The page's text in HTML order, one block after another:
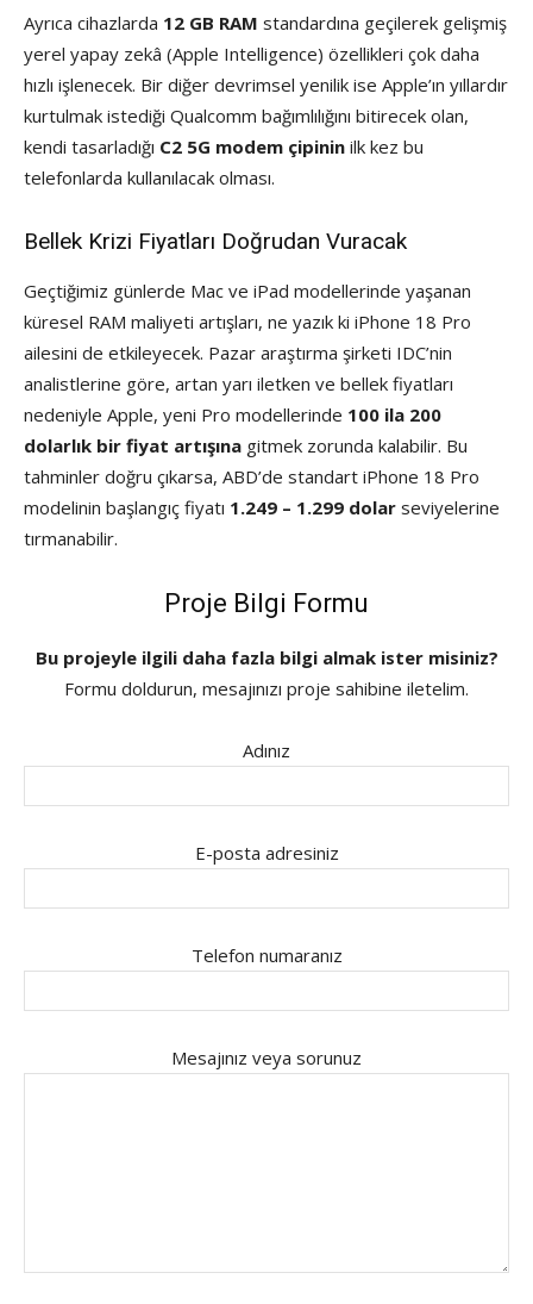
Ayrıca cihazlarda 12 GB RAM standardına geçilerek gelişmiş
yerel yapay zekâ (Apple Intelligence) özellikleri çok daha
hızlı işlenecek. Bir diğer devrimsel yenilik ise Apple’ın yıllardır
kurtulmak istediği Qualcomm bağımlılığını bitirecek olan,
kendi tasarladığı C2 5G modem çipinin ilk kez bu
telefonlarda kullanılacak olması.
Bellek Krizi Fiyatları Doğrudan Vuracak
Geçtiğimiz günlerde Mac ve iPad modellerinde yaşanan
küresel RAM maliyeti artışları, ne yazık ki iPhone 18 Pro
ailesini de etkileyecek. Pazar araştırma şirketi IDC’nin
analistlerine göre, artan yarı iletken ve bellek fiyatları
nedeniyle Apple, yeni Pro modellerinde 100 ila 200
dolarlık bir fiyat artışına gitmek zorunda kalabilir. Bu
tahminler doğru çıkarsa, ABD’de standart iPhone 18 Pro
modelinin başlangıç fiyatı 1.249 – 1.299 dolar seviyelerine
tırmanabilir.
Proje Bilgi Formu
Bu projeyle ilgili daha fazla bilgi almak ister misiniz?
Formu doldurun, mesajınızı proje sahibine iletelim.
Adınız
E-posta adresiniz
Telefon numaranız
Mesajınız veya sorunuz